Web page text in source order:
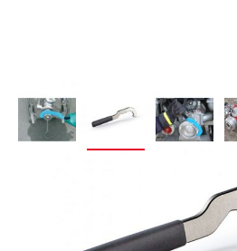
View larger imageView larger image
View
Unisek